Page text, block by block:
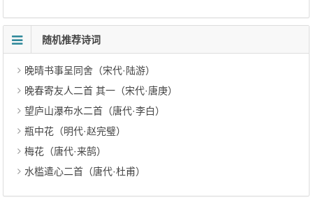
随机推荐诗词
晚晴书事呈同舍（宋代·陆游）
晚春寄友人二首 其一（宋代·唐庚）
望庐山瀑布水二首（唐代·李白）
瓶中花（明代·赵完璧）
梅花（唐代·来鹄）
水槛遣心二首（唐代·杜甫）